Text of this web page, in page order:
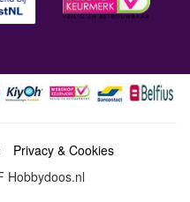
Privacy & Cookies
Hobbydoos.nl